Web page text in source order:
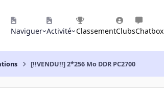
Naviguer Activité ClassementClubsChatbox
[!!VENDU!!] 2*256 Mo DDR PC2700